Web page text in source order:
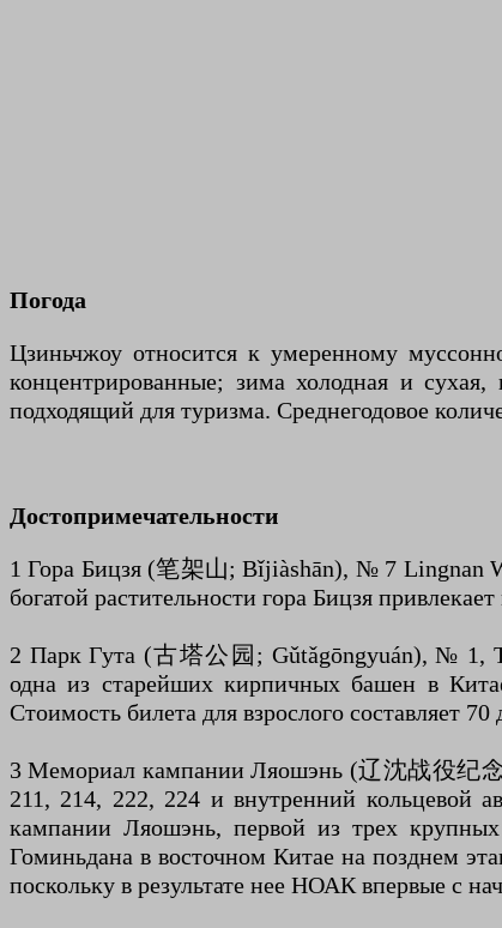
Погода
Цзиньчжоу относится к умеренному
концентрированные; зима холодная и
подходящий для туризма. Среднегодовое
Достопримечательности
1 Гора Бицзя (笔架山; Bǐjiàshān), № 7 Lingnan
богатой растительности гора Бицзя
2 Парк Гута (古塔公园; Gǔtǎgōngyuán), № 1,
одна из старейших кирпичных башен в
Стоимость билета для взрослого
3 Мемориал кампании Ляошэнь (辽沈战役纪
211, 214, 222, 224 и внутренний
кампании Ляошэнь, первой из трех
Гоминьдана в восточном Китае на позднем
поскольку в результате нее НОАК впервые с